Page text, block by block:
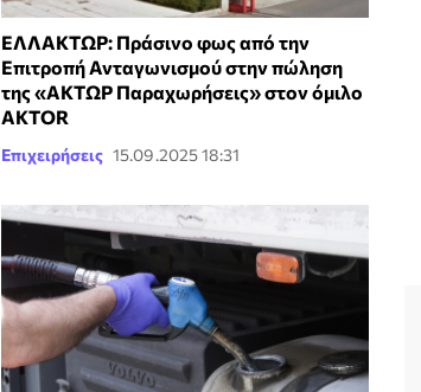
ΕΛΛΑΚΤΩΡ: Πράσινο φως από την
Επιτροπή Ανταγωνισμού στην πώληση
της «ΑΚΤΩΡ Παραχωρήσεις» στον όμιλο
AKTOR
Επιχειρήσεις 15.09.2025 18:31